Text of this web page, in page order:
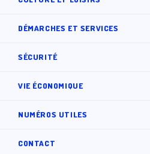
DÉMARCHES ET SERVICES
SÉCURITÉ
VIE ÉCONOMIQUE
NUMÉROS UTILES
CONTACT